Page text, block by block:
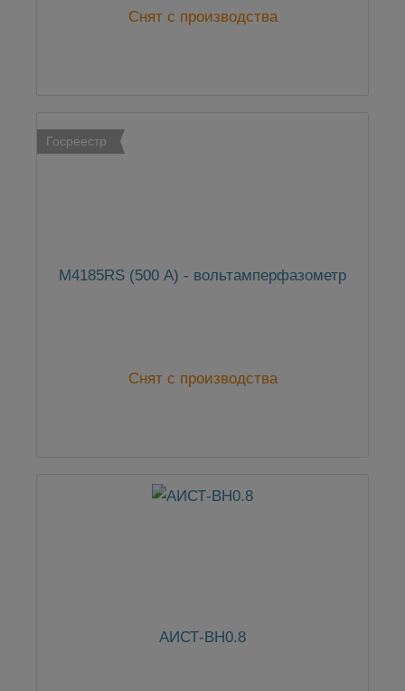
Снят с производства
Госреестр
М4185RS (500 А) - вольтамперфазометр
Снят с производства
АИСТ-ВН0.8